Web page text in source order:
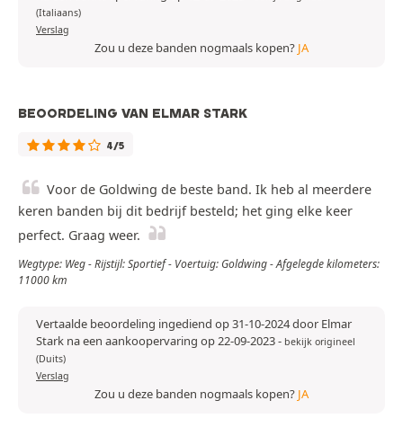
(Italiaans)
Verslag
Zou u deze banden nogmaals kopen? JA
BEOORDELING VAN ELMAR STARK
4/5
Voor de Goldwing de beste band. Ik heb al meerdere
keren banden bij dit bedrijf besteld; het ging elke keer
perfect. Graag weer.
Wegtype: Weg - Rijstijl: Sportief - Voertuig: Goldwing - Afgelegde kilometers:
11000 km
Vertaalde beoordeling ingediend op 31-10-2024 door Elmar
Stark na een aankoopervaring op 22-09-2023- bekijk origineel
(Duits)
Verslag
Zou u deze banden nogmaals kopen? JA